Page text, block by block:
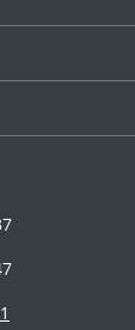
และอุตส...